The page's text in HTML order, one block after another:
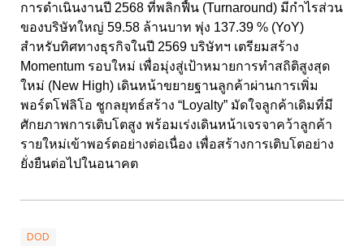
การดำเนินงานปี 2568 ที่พลิกฟื้น (Turnaround) มีกำไรส่วน
ของบริษัทใหญ่ 59.58 ล้านบาท พุ่ง 137.39 % (YoY)
สำหรับทิศทางธุรกิจในปี 2569 บริษัทฯ เตรียมสร้าง
Momentum รอบใหม่ เพื่อมุ่งสู่เป้าหมายการทำสถิติสูงสุด
ใหม่ (New High) เดินหน้าขยายฐานลูกค้าผ่านการเพิ่ม
พอร์ตโฟลิโอ ชูกลยุทธ์สร้าง “Loyalty” มัดใจลูกค้าเดิมที่มี
ศักยภาพการเติบโตสูง พร้อมเร่งเดินหน้าเจรจาคว้าลูกค้า
รายใหม่เข้าพอร์ตอย่างต่อเนื่อง เพื่อสร้างการเติบโตอย่าง
ยั่งยืนต่อไปในอนาคต
DOD